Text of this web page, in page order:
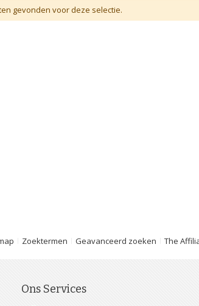
gevonden voor deze selectie.
Zoektermen Geavanceerd zoeken The
Ons Services